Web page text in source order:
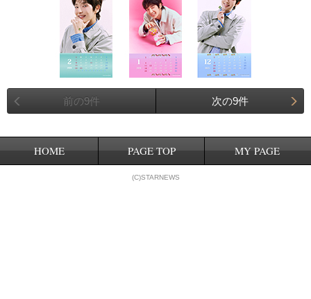
前の9件 次の9件
HOME PAGE TOP MY PAGE
(C)STARNEWS